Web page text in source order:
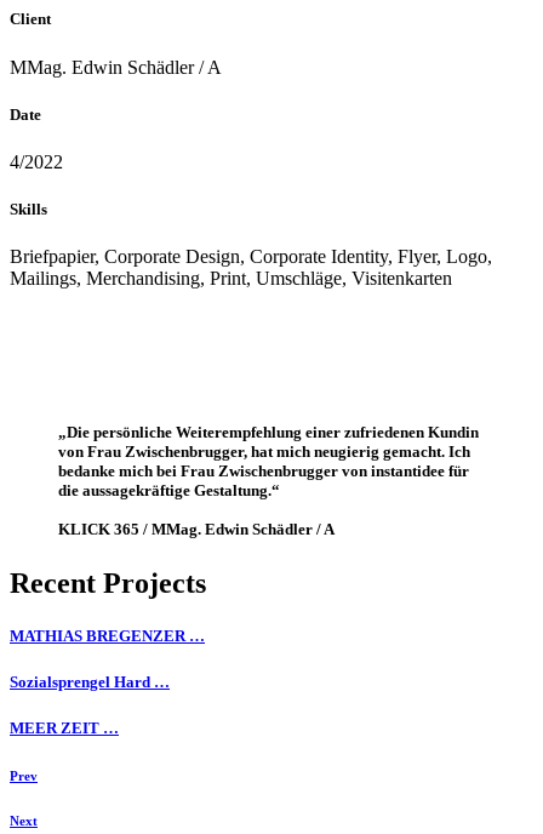
Client
MMag. Edwin Schädler / A
Date
4/2022
Skills
Briefpapier, Corporate Design, Corporate Identity, Flyer, Logo,
Mailings, Merchandising, Print, Umschläge, Visitenkarten
„Die persönliche Weiterempfehlung einer zufriedenen Kundin
von Frau Zwischenbrugger, hat mich neugierig gemacht. Ich
bedanke mich bei Frau Zwischenbrugger von instantidee für
die aussagekräftige Gestaltung.“
KLICK 365 / MMag. Edwin Schädler / A
Recent Projects
MATHIAS BREGENZER …
Sozialsprengel Hard …
MEER ZEIT …
Prev
Next